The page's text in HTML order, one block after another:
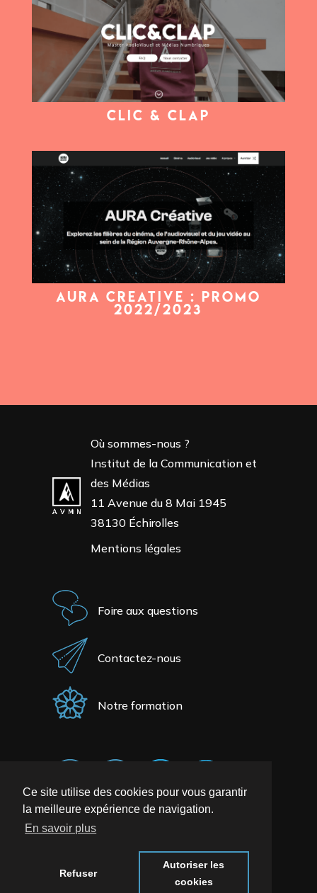
Ce site utilise des cookies pour vous garantir
la meilleure expérience de navigation.
En savoir plus
Refuser
Autoriser les
cookies
Clic & Clap
AURA CREATIVE : PROMO
2022/2023
Où sommes-nous ?
Institut de la Communication et
des Médias
11 Avenue du 8 Mai 1945
38130 Échirolles
Mentions légales
Foire aux questions
Contactez-nous
Notre formation